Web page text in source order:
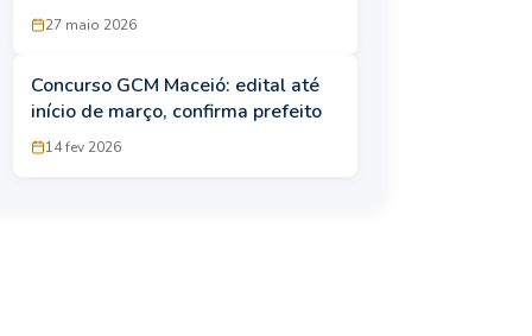
aprovados aguardam convocação
27 maio 2026
Concurso GCM Maceió: edital até
início de março, confirma prefeito
14 fev 2026